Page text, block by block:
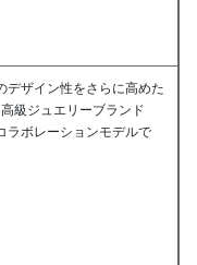
デザイン性をさらに高めた
級ジュエリーブランド
ラボレーションモデルで